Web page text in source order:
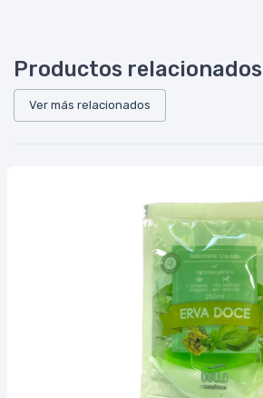
Productos relacionados
Ver más relacionados